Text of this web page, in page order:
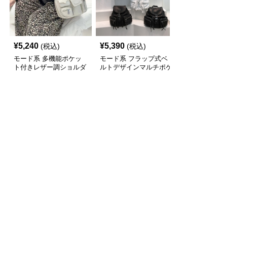
¥5,240 (税込)
モード系 多機能ポケッ
ト付きレザー調ショルダ
¥5,390 (税込)
モード系 フラップ式ベ
ルトデザインマルチポケ